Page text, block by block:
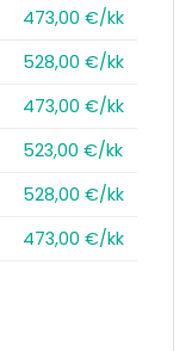
473,00 €/kk
528,00 €/kk
473,00 €/kk
523,00 €/kk
528,00 €/kk
473,00 €/kk